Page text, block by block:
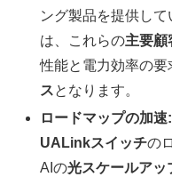
ング製品を提供し
は、これらの主要顧
性能と電力効率の
スとなります。
ロードマップの加速:
UALinkスイッチの
AIの光スケールアッ